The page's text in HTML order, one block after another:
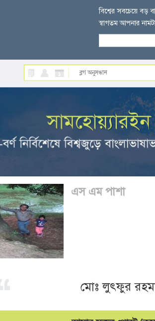
বিশ্বের সবচেয়ে বড়
স্বাগতম আপনার
এস এম পাশা
মোঃ লুৎফুর